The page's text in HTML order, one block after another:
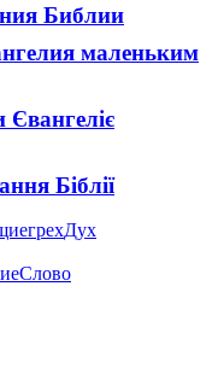
Библии
маленьким
Євангеліє
Біблії
грехДух
Слово